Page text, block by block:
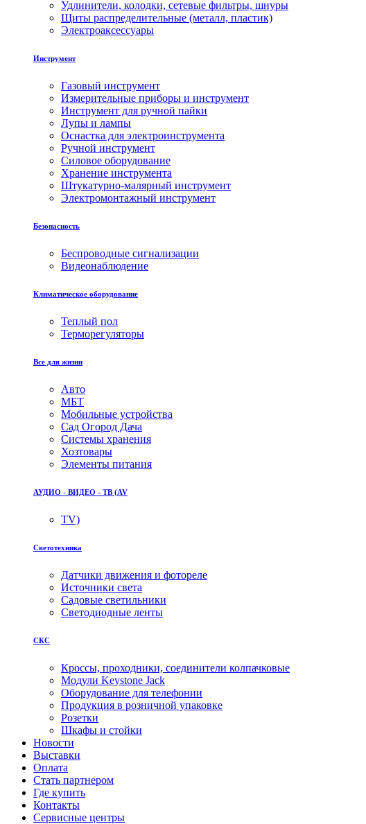
Удлинители, колодки, сетевые фильтры, шнуры
Щиты распределительные (металл, пластик)
Электроаксессуары
Инструмент
Газовый инструмент
Измерительные приборы и инструмент
Инструмент для ручной пайки
Лупы и лампы
Оснастка для электроинструмента
Ручной инструмент
Силовое оборудование
Хранение инструмента
Штукатурно-малярный инструмент
Электромонтажный инструмент
Безопасность
Беспроводные сигнализации
Видеонаблюдение
Климатическое оборудование
Теплый пол
Терморегуляторы
Все для жизни
Авто
МБТ
Мобильные устройства
Сад Огород Дача
Системы хранения
Хозтовары
Элементы питания
АУДИО - ВИДЕО - ТВ (AV
TV)
Светотехника
Датчики движения и фотореле
Источники света
Садовые светильники
Светодиодные ленты
СКС
Кроссы, проходники, соединители колпачковые
Модули Keystone Jack
Оборудование для телефонии
Продукция в розничной упаковке
Розетки
Шкафы и стойки
Новости
Выставки
Оплата
Стать партнером
Где купить
Контакты
Сервисные центры